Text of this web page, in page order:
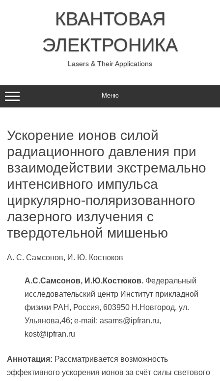
КВАНТОВАЯ
ЭЛЕКТРОНИКА
Lasers & Their Applications
Меню
Ускорение ионов силой
радиационного давления при
взаимодействии экстремально
интенсивного импульса
циркулярно-поляризованного
лазерного излучения с
твердотельной мишенью
А. С. Самсонов, И. Ю. Костюков
А.С.Самсонов, И.Ю.Костюков. Федеральный
исследовательский центр Институт прикладной
физики РАН, Россия, 603950 Н.Новгород, ул.
Ульянова,46; e-mail: asams@ipfran.ru,
kost@ipfran.ru
Аннотация: Рассматривается возможность
эффективного ускорения ионов за счёт силы светового